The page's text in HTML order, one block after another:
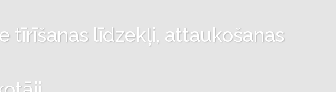
tīrīšanas līdzekļi, attaukošanas